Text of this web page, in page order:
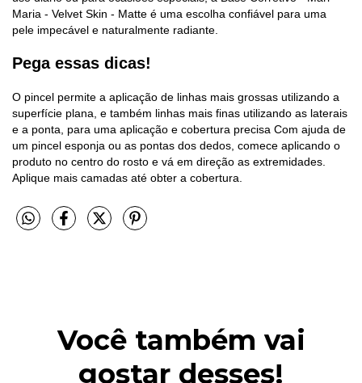
Maria - Velvet Skin - Matte é uma escolha confiável para uma
pele impecável e naturalmente radiante.
Pega essas dicas!
O pincel permite a aplicação de linhas mais grossas utilizando a
superfície plana, e também linhas mais finas utilizando as laterais
e a ponta, para uma aplicação e cobertura precisa Com ajuda de
um pincel esponja ou as pontas dos dedos, comece aplicando o
produto no centro do rosto e vá em direção as extremidades.
Aplique mais camadas até obter a cobertura.
Você também vai
gostar desses!